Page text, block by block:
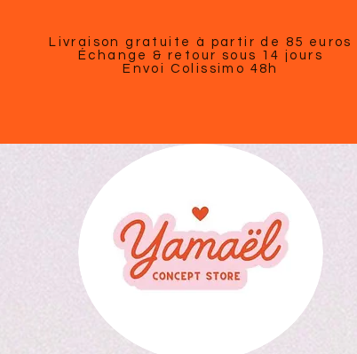
Livraison gratuite à partir de 85 euros
Échange & retour sous 14 jours
Envoi Colissimo 48h